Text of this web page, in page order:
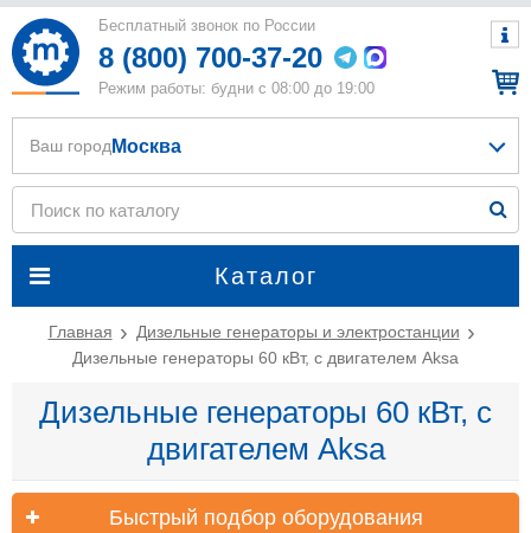
Бесплатный звонок по России
8 (800) 700-37-20
Режим работы: будни с 08:00 до 19:00
Каталог
Ваш город Москва
Главная
Дизельные генераторы и электростанции
Дизельные генераторы 60 кВт, с двигателем Aksa
Дизельные генераторы 60 кВт, с
двигателем Aksa
Быстрый подбор оборудования